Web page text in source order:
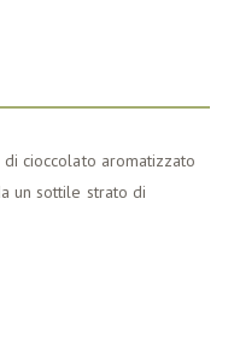
cioccolato aromatizzato
un sottile strato di